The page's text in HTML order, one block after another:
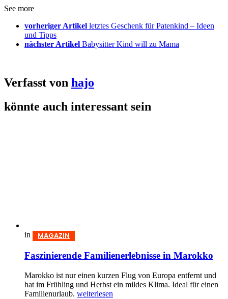
See more
vorheriger Artikel letztes Geschenk für Patenkind – Ideen
und Tipps
nächster Artikel Babysitter Kind will zu Mama
Verfasst von hajo
könnte auch interessant sein
in MAGAZIN
Faszinierende Familienerlebnisse in Marokko
Marokko ist nur einen kurzen Flug von Europa entfernt und
hat im Frühling und Herbst ein mildes Klima. Ideal für einen
Familienurlaub. weiterlesen